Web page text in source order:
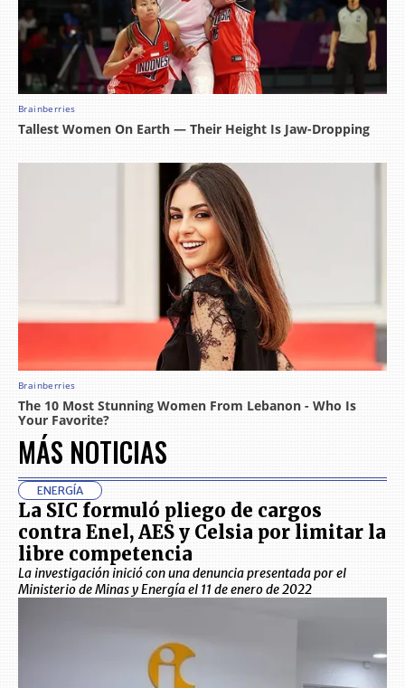
MÁS NOTICIAS
ENERGÍA
La SIC formuló pliego de cargos
contra Enel, AES y Celsia por limitar la
libre competencia
La investigación inició con una denuncia presentada por el
Ministerio de Minas y Energía el 11 de enero de 2022